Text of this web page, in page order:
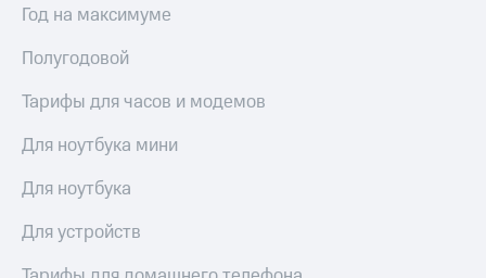
Год на максимуме
Полугодовой
Тарифы для часов и модемов
Для ноутбука мини
Для ноутбука
Для устройств